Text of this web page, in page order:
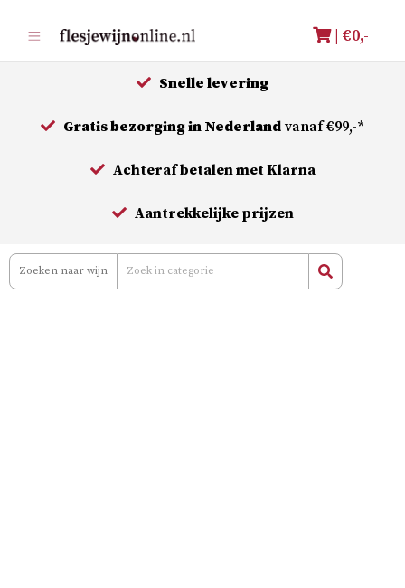
naar
de
| €0,-
Snelle levering
Gratis bezorging in Nederland vanaf €99,-*
Achteraf betalen met Klarna
Aantrekkelijke prijzen